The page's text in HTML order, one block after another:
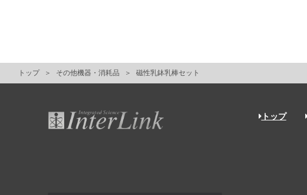
トップ その他機器・消耗品 磁性乳鉢乳棒セット
トップ